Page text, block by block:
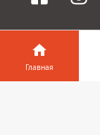
Информатор
Главная